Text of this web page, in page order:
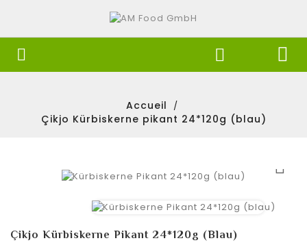
 
Accueil
Çikjo Kürbiskerne pikant 24*120g (blau)

Çikjo Kürbiskerne Pikant 24*120g (blau)